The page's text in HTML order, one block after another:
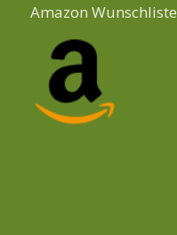
Amazon Wunschliste